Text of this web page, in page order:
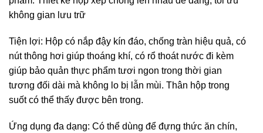
không gian lưu trữ
Tiện lợi: Hộp có nắp đậy kín đáo, chống tràn hiệu quả, có
nút thông hơi giúp thoáng khí, có rổ thoát nước đi kèm
giúp bảo quản thực phẩm tươi ngon trong thời gian
tương đối dài mà không lo bị lẫn mùi. Thân hộp trong
suốt có thể thấy được bên trong.
Ứng dụng đa dạng: Có thể dùng để đựng thức ăn chín,